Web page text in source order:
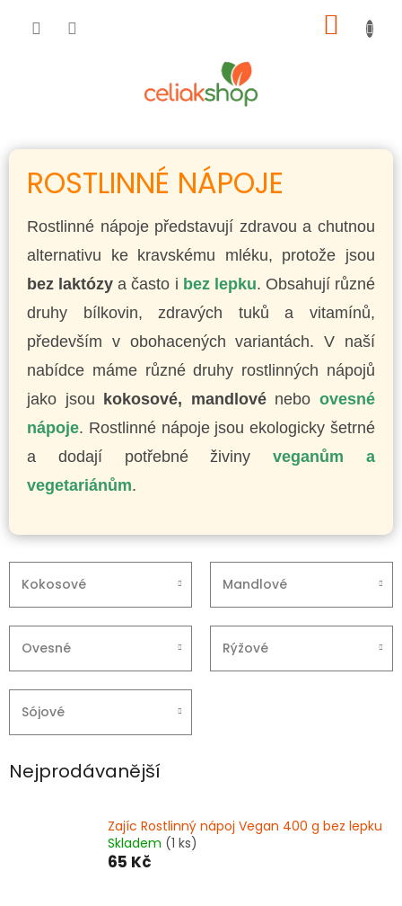
KOŠÍK
ROSTLINNÉ NÁPOJE
Rostlinné nápoje představují zdravou a chutnou
alternativu ke kravskému mléku, protože jsou
bez laktózy a často i bez lepku. Obsahují různé
druhy bílkovin, zdravých tuků a vitamínů,
především v obohacených variantách. V naší
nabídce máme různé druhy rostlinných nápojů
jako jsou kokosové, mandlové nebo ovesné
nápoje. Rostlinné nápoje jsou ekologicky šetrné
a dodají potřebné živinyveganům a
vegetariánům.
Kokosové Mandlové
Ovesné Rýžové
Sójové
Nejprodávanější
Zajíc Rostlinný nápoj Vegan 400 g bez lepku
Skladem (1 ks)
65 Kč